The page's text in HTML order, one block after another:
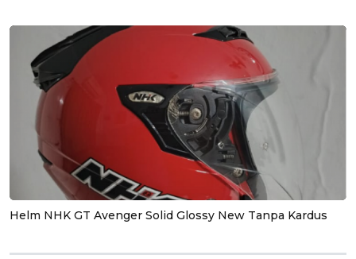
Helm NHK GT Avenger Solid Glossy New Tanpa Kardus